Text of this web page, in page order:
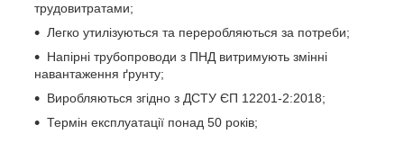
трудовитратами;
Легко утилізуються та переробляються за потреби;
Напірні трубопроводи з ПНД витримують змінні
навантаження ґрунту;
Виробляються згідно з ДСТУ ЄП 12201-2:2018;
Термін експлуатації понад 50 років;